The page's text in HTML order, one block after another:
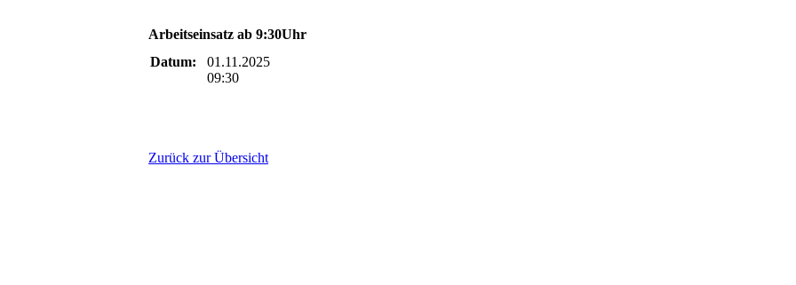
Arbeitseinsatz ab 9:30Uhr
Datum:
01.11.2025
09:30
Zurück zur Übersicht